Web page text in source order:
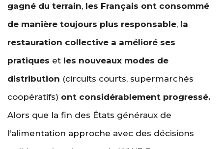
gagné du terrain, les Français ont consommé
de manière toujours plus responsable, la
restauration collective a amélioré ses
pratiques et les nouveaux modes de
distribution (circuits courts, supermarchés
coopératifs) ont considérablement progressé.
Alors que la fin des États généraux de
l’alimentation approche avec des décisions